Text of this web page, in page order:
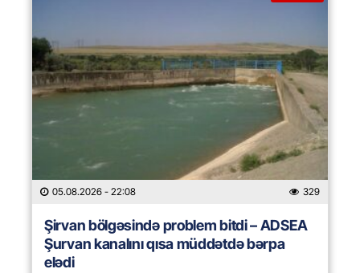
05.08.2026 - 22:08 329
Şirvan bölgəsində problem bitdi – ADSEA
Şurvan kanalını qısa müddətdə bərpa
elədi